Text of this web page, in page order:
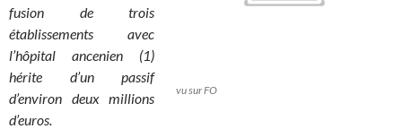
vu sur FO
fusion de trois
établissements avec
l’hôpital ancenien (1)
hérite d’un passif
d’environ deux millions
d’euros.